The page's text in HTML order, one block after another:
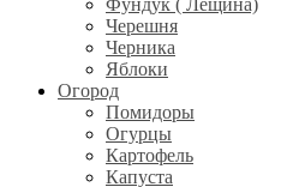
Фундук ( Лещина)
Черешня
Черника
Яблоки
Огород
Помидоры
Огурцы
Картофель
Капуста